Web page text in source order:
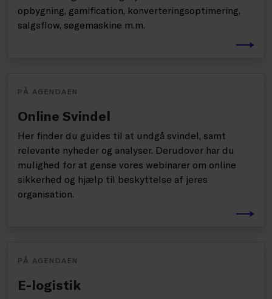
opbygning, gamification, konverteringsoptimering,
salgsflow, søgemaskine m.m.
PÅ AGENDAEN
Online Svindel
Her finder du guides til at undgå svindel, samt
relevante nyheder og analyser. Derudover har du
mulighed for at gense vores webinarer om online
sikkerhed og hjælp til beskyttelse af jeres
organisation.
PÅ AGENDAEN
E-logistik